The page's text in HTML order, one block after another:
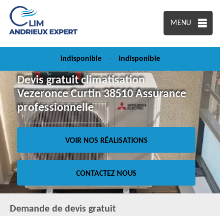
MENU
indisponible - indisponible
Devis gratuit climatisation
Vezeronce Curtin 38510 Assurance
professionnelle
VOIR NOS RÉALISATIONS
CONTACTEZ NOUS
Demande de devis gratuit